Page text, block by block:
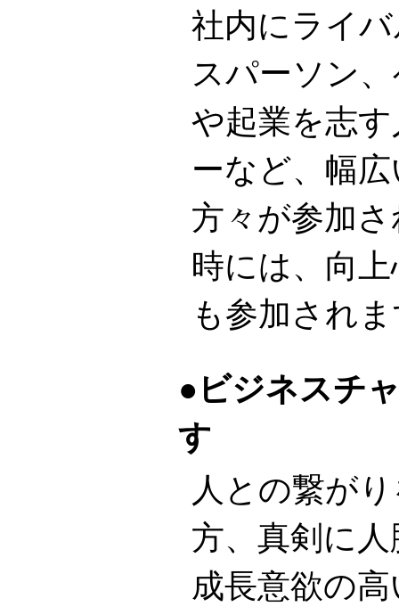
社内にライ
スパーソン
や起業を志
ーなど、幅
方々が参加
時には、向
も参加され
ビジネスチ
す
人との繋が
方、真剣に
成長意欲の